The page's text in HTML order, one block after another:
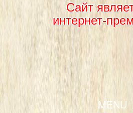
Сайт
интернет-
MENU
SKIP TO CONTENT